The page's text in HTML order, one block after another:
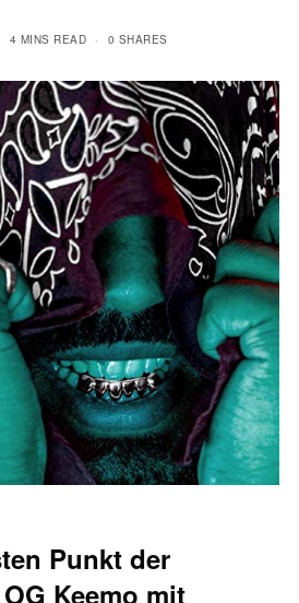
4 MINS READ 0 SHARES
Punkt der
Keemo mit